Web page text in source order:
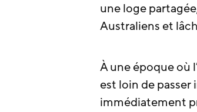
une loge
Australiens et
À une époque où
est loin de
immédiatement